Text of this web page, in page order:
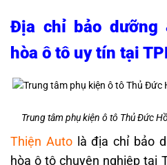
Địa chỉ bảo dưỡng
hòa ô tô uy tín tại
Trung tâm phụ kiện ô tô Thủ Đức
Thiện Autolà địa chỉ bảo
hòa ô tô chuyên nghiệp tại